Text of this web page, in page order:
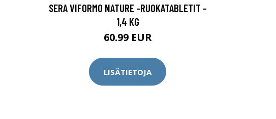
SERA VIFORMO NATURE -RUOKATABLETIT -
1,4 KG
60.99 EUR
LISÄTIETOJA